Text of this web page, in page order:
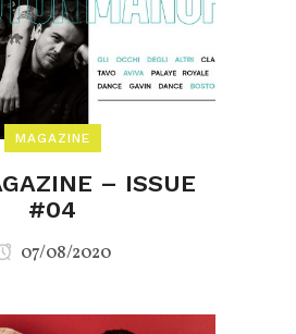
MAGAZINE
– ISSUE
#04
07/08/2020